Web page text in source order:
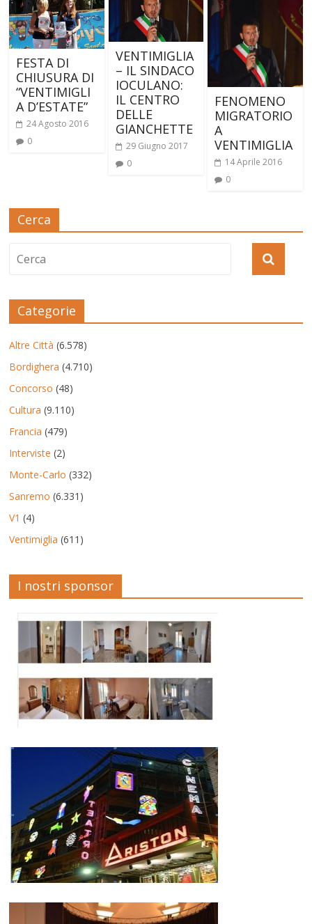
FESTA DI
CHIUSURA DI
“VENTIMIGLI
A D’ESTATE”
24 Agosto 2016
0
VENTIMIGLIA
– IL SINDACO
IOCULANO:
IL CENTRO
DELLE
GIANCHETTE
29 Giugno 2017
0
FENOMENO
MIGRATORIO
A
VENTIMIGLIA
14 Aprile 2016
0
Cerca
Categorie
Altre Città (6.578)
Bordighera (4.710)
Concorso (48)
Cultura (9.110)
Francia (479)
Interviste (2)
Monte-Carlo (332)
Sanremo (6.331)
V1 (4)
Ventimiglia (611)
I nostri sponsor